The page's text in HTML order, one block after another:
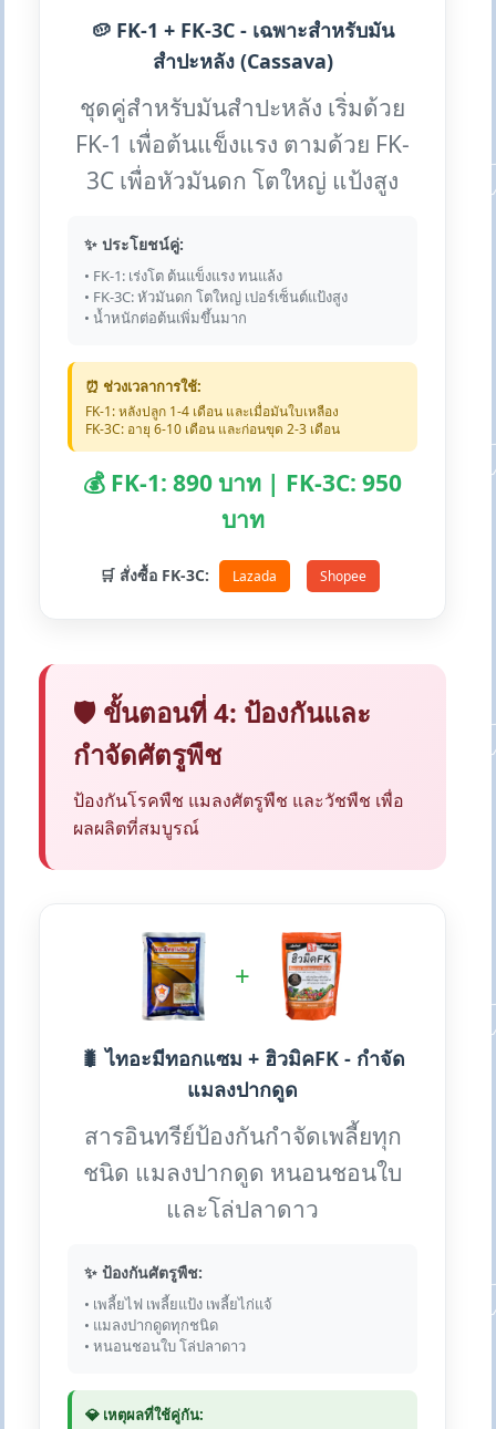
🥔 FK-1 + FK-3C - เฉพาะสำหรับมัน
สำปะหลัง (Cassava)
ชุดคู่สำหรับมันสำปะหลัง เริ่มด้วย
FK-1 เพื่อต้นแข็งแรง ตามด้วย FK-
3C เพื่อหัวมันดก โตใหญ่ แป้งสูง
✨ ประโยชน์คู่:
• FK-1: เร่งโต ต้นแข็งแรง ทนแล้ง
• FK-3C: หัวมันดก โตใหญ่ เปอร์เซ็นต์แป้งสูง
• น้ำหนักต่อต้นเพิ่มขึ้นมาก
⏰ ช่วงเวลาการใช้:
FK-1: หลังปลูก 1-4 เดือน และเมื่อมันใบเหลือง
FK-3C: อายุ 6-10 เดือน และก่อนขุด 2-3 เดือน
💰 FK-1: 890 บาท | FK-3C: 950
บาท
🛒 สั่งซื้อ FK-3C: Lazada Shopee
🛡️ ขั้นตอนที่ 4: ป้องกันและ
กำจัดศัตรูพืช
ป้องกันโรคพืช แมลงศัตรูพืช และวัชพืช เพื่อ
ผลผลิตที่สมบูรณ์
+
🐛 ไทอะมีทอกแซม + ฮิวมิคFK - กำจัด
แมลงปากดูด
สารอินทรีย์ป้องกันกำจัดเพลี้ยทุก
ชนิด แมลงปากดูด หนอนชอนใบ
และโล่ปลาดาว
✨ ป้องกันศัตรูพืช:
• เพลี้ยไฟ เพลี้ยแป้ง เพลี้ยไก่แจ้
• แมลงปากดูดทุกชนิด
• หนอนชอนใบ โล่ปลาดาว
💎 เหตุผลที่ใช้คู่กัน: